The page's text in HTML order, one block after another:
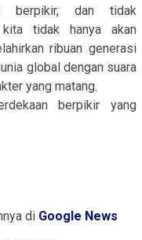
berpikir, dan tidak
kita tidak hanya akan
ribuan generasi
global dengan suara
yang matang.
berpikir yang
di Google News